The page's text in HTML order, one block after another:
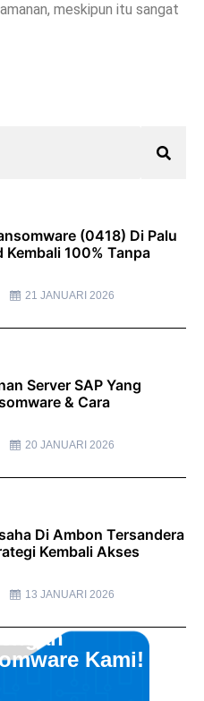
meskipun itu sangat
(0418) Di Palu
100% Tanpa
21 JANUARI 2026
Server SAP Yang
& Cara
20 JANUARI 2026
Di Ambon Tersandera
Kembali Akses
13 JANUARI 2026
Kami!